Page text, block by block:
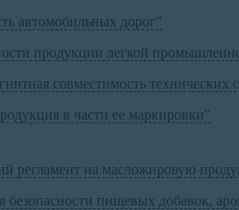
автомобильных дорог"
продукции легкой
совместимость технических
в части ее маркировки"
регламент на масложировую
пищевых добавок,